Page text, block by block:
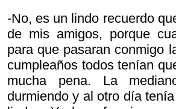
-No, es un lindo recuerdo
de mis amigos, porque
para que pasaran conmigo
cumpleaños todos tenían
mucha pena. La
durmiendo y al otro día